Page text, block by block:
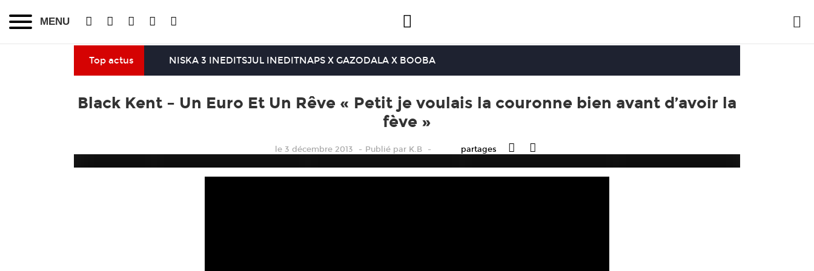
MENU
Top actus NISKA 3 INEDITSJUL INEDITNAPS X GAZODALA X BOOBA
Black Kent – Un Euro Et Un Rêve « Petit je voulais la couronne bien avant d’avoir la
fève »
le 3 décembre 2013 Publié par K.B partages